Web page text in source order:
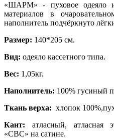
«ШАРМ» - пуховое одеяло
материалов в
наполнитель подчёркнуто
Размер: 140*205 см.
Вид: одеяло кассетного типа.
Вес: 1,05кг.
Наполнитель: 100% гусиный
Ткань верха: хлопок
Кант: атласный, атласная
«СВС» на сатине.